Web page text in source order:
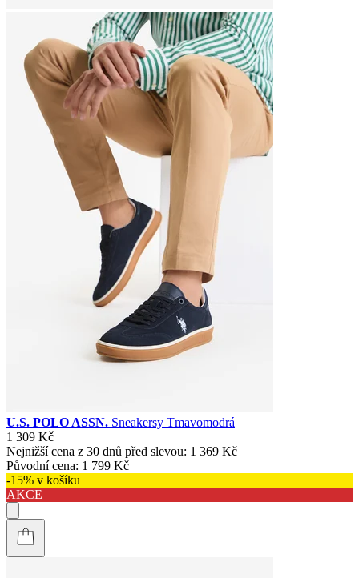
U.S. POLO ASSN. Sneakersy Tmavomodrá
1 309 Kč
Nejnižší cena z 30 dnů před slevou: 1 369 Kč
Původní cena: 1 799 Kč
-15% v košíku
AKCE